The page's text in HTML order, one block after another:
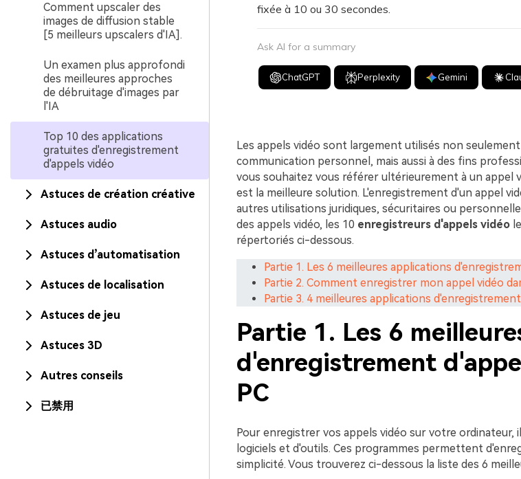
Comment upscaler des
images de diffusion stable
[5 meilleurs upscalers d'IA].
Un examen plus approfondi
des meilleures approches
de débruitage d'images par
l'IA
Top 10 des applications
gratuites d'enregistrement
d'appels vidéo
Astuces de création créative
Astuces audio
Astuces d’automatisation
Astuces de localisation
Astuces de jeu
Astuces 3D
Autres conseils
已禁用
fixée à 10 ou 30 secondes.
Ask AI for a summary
ChatGPT Perplexity Gemini
Les appels vidéo sont largement utilisés non
communication personnel, mais aussi à des fins
vous souhaitez vous référer ultérieurement à un appel
est la meilleure solution. L'enregistrement d'un appel
autres utilisations juridiques, sécuritaires ou
des appels vidéo, les 10 enregistreurs d'appels vidéo
répertoriés ci-dessous.
Partie 1. Les 6 meilleures applications
Partie 2. Comment enregistrer mon appel vidéo
Partie 3. 4 meilleures applications
Partie 1. Les 6
d'enregistrement
PC
Pour enregistrer vos appels vidéo sur votre ordinateur,
logiciels et d'outils. Ces programmes permettent
simplicité. Vous trouverez ci-dessous la liste des 6